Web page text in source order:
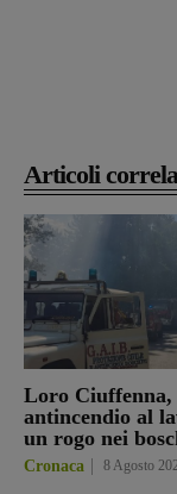
Articoli
Loro Ciuffenna,
antincendio al
un rogo nei
Cronaca 8 Agosto